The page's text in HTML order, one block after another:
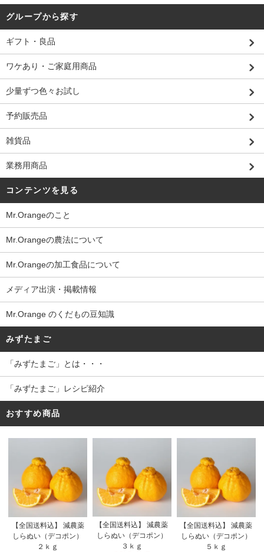
グループから探す
ギフト・良品
ワケあり・ご家庭用商品
少量ずつ色々お試し
予約販売品
雑貨品
業務用商品
コンテンツを見る
Mr.Orangeのこと
Mr.Orangeの農法について
Mr.Orangeの加工食品について
メディア出演・掲載情報
Mr.Orange のくだもの豆知識
みずたまご
「みずたまご」とは・・・
「みずたまご」レシピ紹介
おすすめ商品
【全国送料込】 減農薬
しらぬい（デコポン）
２ｋｇ
【全国送料込】 減農薬
しらぬい（デコポン）
３ｋｇ
【全国送料込】 減農薬
しらぬい（デコポン）
５ｋｇ